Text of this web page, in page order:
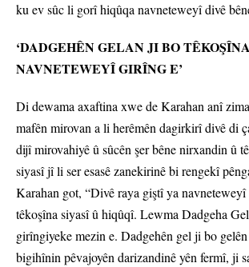
ku ev sûc li gorî hiqûqa navneteweyî divê
‘DADGEHÊN GELAN JI BO
NAVNETEWEYÎ GIRÎNG E’
Di dewama axaftina xwe de Karahan anî
mafên mirovan a li herêmên dagirkirî divê di
dijî mirovahiyê û sûcên şer bêne nirxandin û
siyasî jî li ser esasê zanekirinê bi rengekî
Karahan got, “Divê raya giştî ya
têkoşîna siyasî û hiqûqî. Lewma Dadgeha
girîngiyeke mezin e. Dadgehên gel ji bo
bigihînin pêvajoyên darizandinê yên fermî, ji